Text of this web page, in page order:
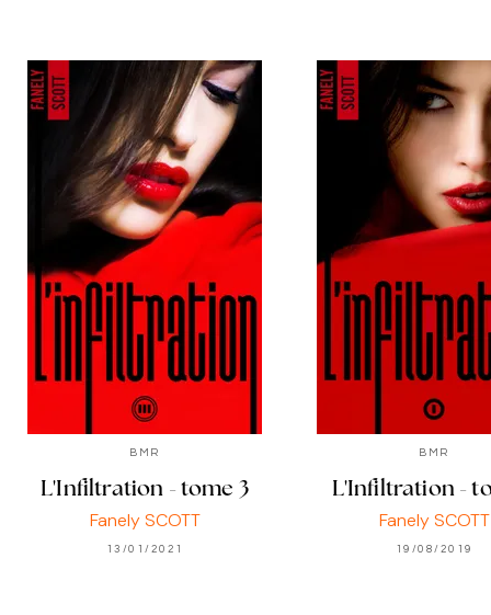
BMR
L'Infiltration - tome 3
Fanely SCOTT
13/01/2021
BMR
L'Infiltration -
Fanely SCOTT
19/08/2019